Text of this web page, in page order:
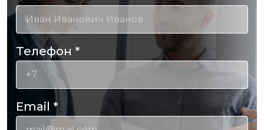
Телефон *
Email *